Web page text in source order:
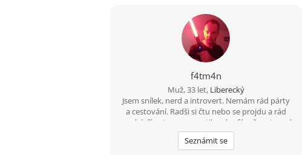
f4tm4n
Muž, 33 let, Liberecký
Jsem snílek, nerd a introvert. Nemám rád párty
a cestování. Radši si čtu nebo se projdu a rád
modelařím. Jsem romantik a doufám že mi osud
nějak přihraje do cesty stejně naladěnou duši
která chce klid a pomalý život. Hledám něco do
Seznámit se